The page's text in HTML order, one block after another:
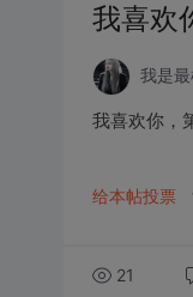
我喜欢
我是
我喜欢你，
给本帖投票
21